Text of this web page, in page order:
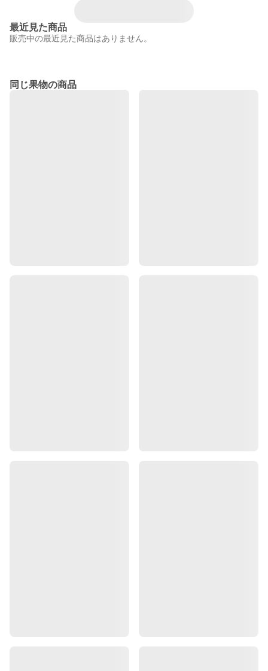
最近見た商品
販売中の最近見た商品はありません。
同じ果物の商品